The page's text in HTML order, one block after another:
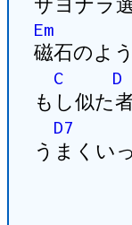
サヨナラ
Em
磁石のよ
C
D
もし似た
D7
うまくい